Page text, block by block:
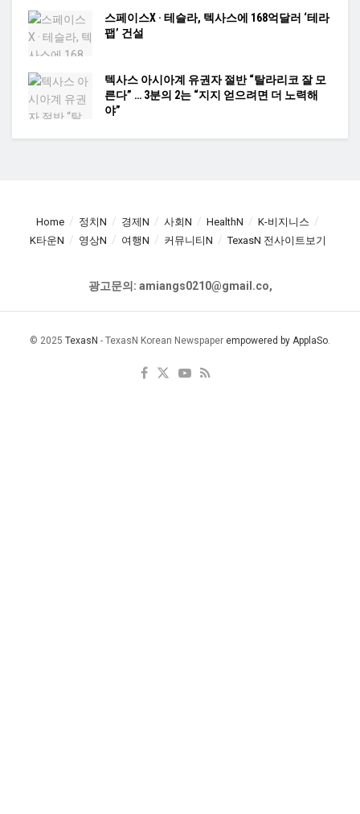
스페이스X · 테슬라, 텍사스에 168억달러 ‘테라
팹’ 건설
텍사스 아시아계 유권자 절반 “탈라리코 잘 모
른다” … 3분의 2는 “지지 얻으려면 더 노력해
야”
Home 정치N 경제N 사회N HealthN
K-비지니스
K타운N
영상N 여행N 커뮤니티N TexasN 전사이트보기
광고문의: amiangs0210@gmail.co,
© 2025 TexasN - TexasN Korean Newspaper empowered by ApplaSo.